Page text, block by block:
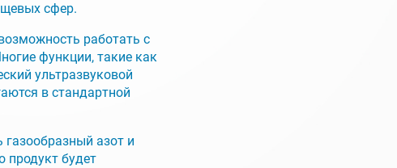
сфер.
работать с
функции, такие как
ультразвуковой
в стандартной
азот и
продукт будет